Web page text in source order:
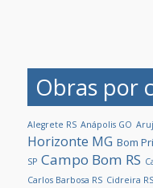
Obras por
Alegrete RS Anápolis GO
Horizonte MG Bom
SP Campo Bom RS
Carlos Barbosa RS Cidreira RS